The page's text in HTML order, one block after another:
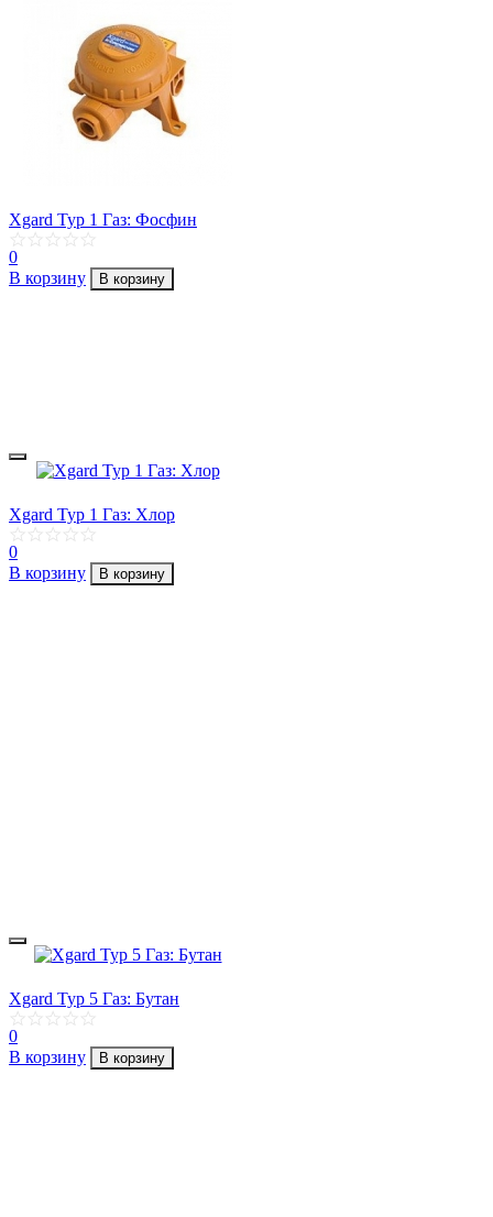
Xgard Typ 1 Газ: Фосфин
0
В корзину
В корзину
Xgard Typ 1 Газ: Хлор
0
В корзину
В корзину
Xgard Typ 5 Газ: Бутан
0
В корзину
В корзину